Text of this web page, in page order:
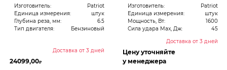
Изготовитель:
Patriot
Единица измерения:
штук
Глубина реза, мм:
6.5
Тип двигателя:
Бензиновый
Доставка от 3 дней
24099,00₽
Изготовитель:
Patriot
Единица измерения:
штук
Мощность, Вт:
1600
Сила удара Max, Дж:
45
Доставка от 3 дней
Цену уточняйте
у менеджера